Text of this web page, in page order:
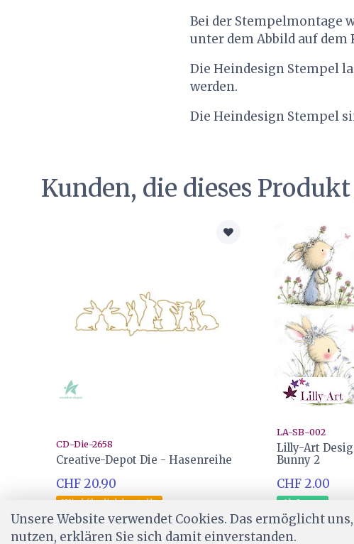
Bei der Stempelmontage
unter dem Abbild auf dem
Die Heindesign Stempel
werden.
Die Heindesign Stempel
Kunden, die dieses
CD-Die-2658
Creative-Depot Die - Hasenreihe
CHF 20.90
Wird für dich bestellt
LA-SB-002
Lilly-Art
Bunny 2
CHF 2.00
Ab Lager
Unsere Website verwendet Cookies. Das ermöglicht
nutzen, erklären Sie sich damit einverstanden.